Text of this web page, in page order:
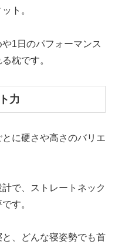
ト。
1日のパフォーマンス
枕です。
力
に硬さや高さのバリエ
で、ストレートネック
す。
、どんな寝姿勢でも首